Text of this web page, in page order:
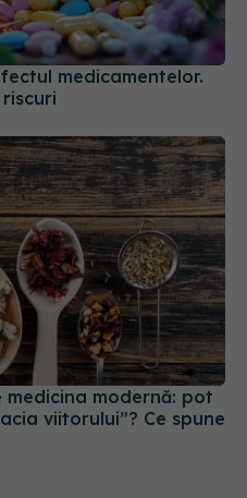
medicamentelor.
modernă: pot
viitorului”? Ce spune